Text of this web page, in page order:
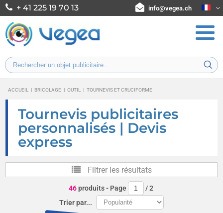
+ 41 225 19 70 13 info@vegea.ch
ACCUEIL | BRICOLAGE | OUTIL | TOURNEVIS ET CRUCIFORME
Tournevis publicitaires
personnalisés | Devis
express
Filtrer les résultats
46produits- Page /2
Trier par...